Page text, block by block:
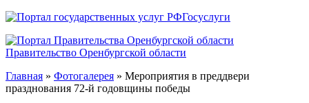
Госуслуги
Правительство Оренбургской области
Главная » Фотогалерея » Мероприятия в преддвери
празднования 72-й годовщины победы